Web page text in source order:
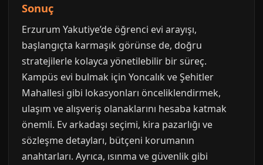
Sonuç
Erzurum Yakutiye’de öğrenci evi arayışı,
başlangıçta karmaşık görünse de, doğru
stratejilerle kolayca yönetilebilir bir süreç.
Kampüs evi bulmak için Yoncalık ve Şehitler
Mahallesi gibi lokasyonları önceliklendirmek,
ulaşım ve alışveriş olanaklarını hesaba katmak
önemli. Ev arkadaşı seçimi, kira pazarlığı ve
sözleşme detayları, bütçeni korumanın
anahtarları. Ayrıca, ısınma ve güvenlik gibi